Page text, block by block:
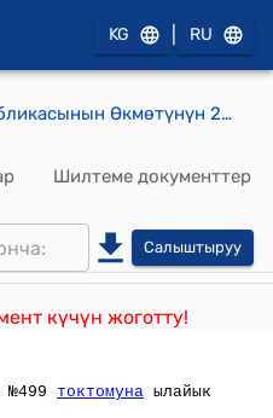
KG RU
Кыргыз Республикасынын Өкмөтүнүн 2007-жылдын 4-декабрындагы № 571 "Кыргыз Республикасынын Өкмөтүнүн 2006-жылдын 21-февралындагы "Дин иштери боюнча ведомстволор аралык кеңеш жөнүндө" № 115 токтомуна өзгөртүү киргизүү тууралуу" токтому
Шилтеме документтер
Салыштыруу
күчүн жоготту!